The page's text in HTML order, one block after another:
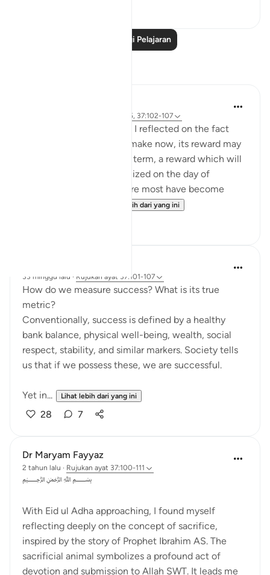
Baca Lagi Pelajaran
ayat 3:185, 37:102-107
When I read these verses, I reflected on the fact
that for any sacrifice we make now, its reward may
not be visible in the short term, a reward which will
only be truly and fully realized on the day of
judgement. In an era where most have become
Lihat lebih dari yang ini
33 minggu lalu · Rujukan ayat 37:101-107
How do we measure success? What is its true
metric?
Conventionally, success is defined by a healthy
bank balance, physical well-being, wealth, social
respect, stability, and similar markers. Society tells
us that if we possess these, we are successful.
Yet in... Lihat lebih dari yang ini
28 7
Dr Maryam Fayyaz
2 tahun lalu · Rujukan ayat 37:100-111
﷽
With Eid ul Adha approaching, I found myself
reflecting deeply on the concept of sacrifice,
inspired by the story of Prophet Ibrahim AS. The
sacrificial animal symbolizes a profound act of
devotion and submission to Allah SWT. It leads me